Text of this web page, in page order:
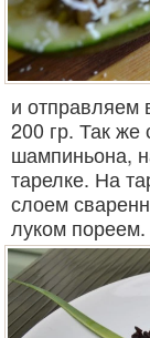
и отправляем
200 гр. Так же
шампиньона,
тарелке. На
слоем
луком